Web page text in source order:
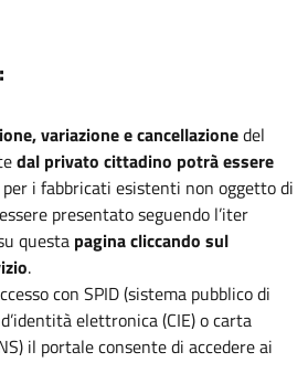
variazione e cancellazionedel
dal privato cittadino potrà essere
per i fabbricati esistenti non oggetto di
presentato seguendo l’iter
questa pagina cliccando sul
.
con SPID (sistema pubblico di
elettronica (CIE) o carta
il portale consente di accedere ai